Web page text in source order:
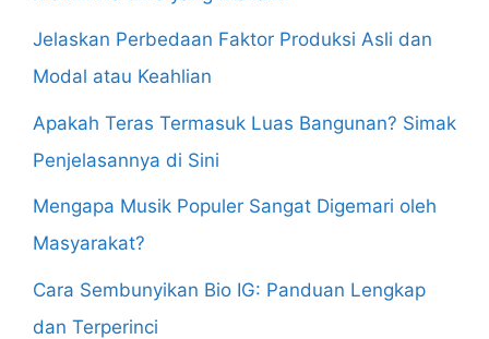
Jelaskan Perbedaan Faktor Produksi Asli dan
Modal atau Keahlian
Apakah Teras Termasuk Luas Bangunan? Simak
Penjelasannya di Sini
Mengapa Musik Populer Sangat Digemari oleh
Masyarakat?
Cara Sembunyikan Bio IG: Panduan Lengkap
dan Terperinci